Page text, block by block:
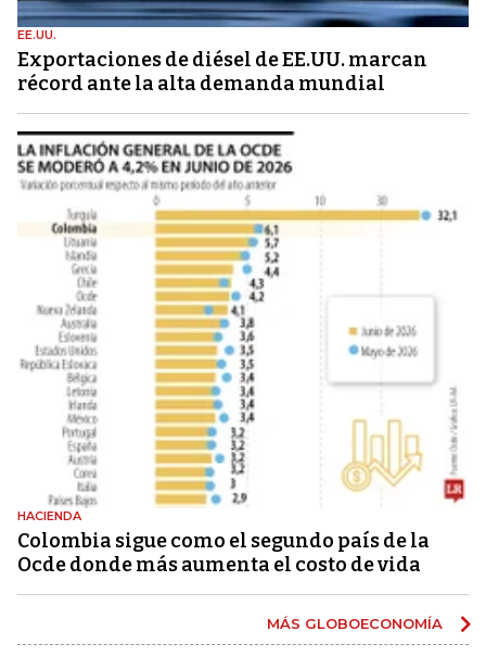
EE.UU.
Exportaciones de diésel de EE.UU. marcan
récord ante la alta demanda mundial
HACIENDA
Colombia sigue como el segundo país de la
Ocde donde más aumenta el costo de vida
MÁS GLOBOECONOMÍA